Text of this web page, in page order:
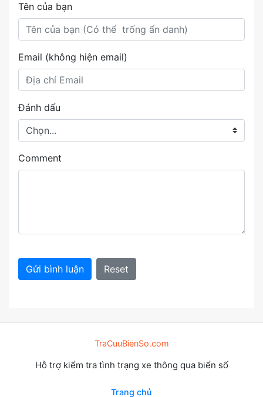
Tên của bạn
Email (không hiện email)
Đánh dấu
Comment
Gửi bình luận Reset
TraCuuBienSo.com
Hỗ trợ kiểm tra tình trạng xe thông qua biển số
Trang chủ